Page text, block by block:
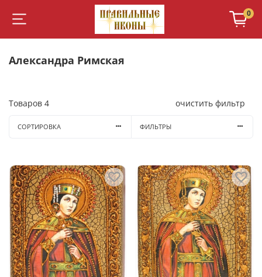
0
Александра Римская
Товаров 4 очистить фильтр
СОРТИРОВКА ФИЛЬТРЫ